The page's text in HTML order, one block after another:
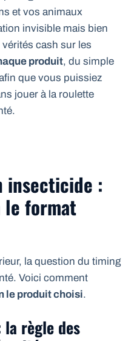
et vos animaux
invisible mais bien
cash sur les
produit, du simple
que vous puissiez
jouer à la roulette
insecticide :
le format
la question du timing
Voici comment
le produit choisi.
règle des